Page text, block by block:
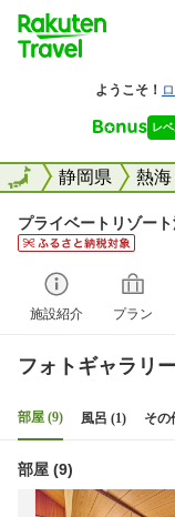
全国静岡県 熱海
全国
プライベートリゾー
施設紹介 プラン
フォトギャラリ
部屋 (9) 風呂 (1) その
部屋 (9)